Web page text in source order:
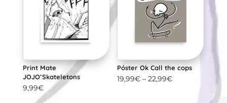
Print Mate
JOJO’Skateletons
9,99€
Póster Ok Call the cops
19,99€ –22,99€